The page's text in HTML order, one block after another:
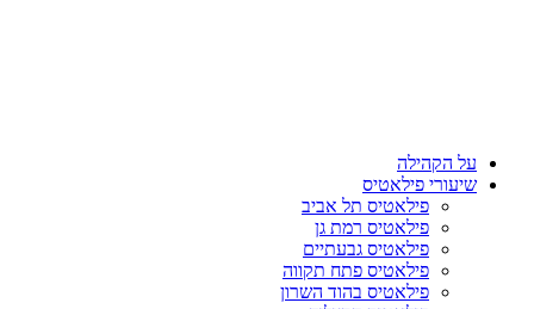
על הקהילה
שיעורי פילאטיס
פילאטיס תל אביב
פילאטיס רמת גן
פילאטיס גבעתיים
פילאטיס פתח תקווה
פילאטיס בהוד השרון